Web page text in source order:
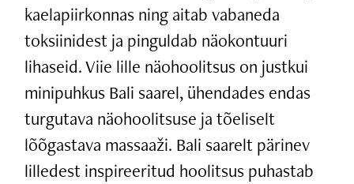
kaelapiirkonnas ning aitab vabaneda
toksiinidest ja pinguldab näokontuuri
lihaseid. Viie lille näohoolitsus on justkui
minipuhkus Bali saarel, ühendades endas
turgutava näohoolitsuse ja tõeliselt
lõõgastava massaaži. Bali saarelt pärinev
lilledest inspireeritud hoolitsus puhastab